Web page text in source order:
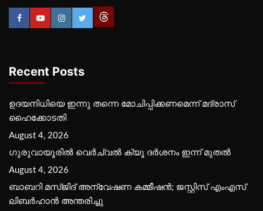
Recent Posts
ഉദയനിധിയെ ഇന്നു തന്നെ മോചിപ്പിക്കണമെന്ന് മദ്രാസ്
ഹൈക്കോടതി
August 4, 2026
ഗുരുവായൂരില്‍ വെര്‍ച്വല്‍ ക്യൂ ദര്‍ശനം ഇന്ന് മുതല്‍
August 4, 2026
ബാബറി മസ്ജിദ് അന്വേഷണ കമ്മീഷന്‍; ജസ്റ്റിസ് എംഎസ്
ലിബര്‍ഹാന്‍ അന്തരിച്ചു